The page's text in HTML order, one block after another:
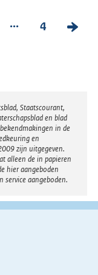
... 4
V
g
Staatscourant,
en blad
in de
en
zijn uitgegeven.
alleen de in papieren
hier aangeboden
service aangeboden.